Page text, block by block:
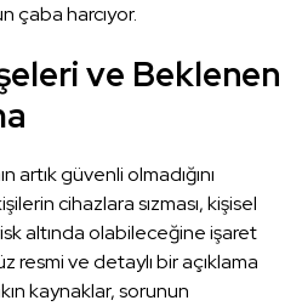
çaba harcıyor.
ve Beklenen
artık güvenli olmadığını
cihazlara sızması, kişisel
altında olabileceğine işaret
resmi ve detaylı bir açıklama
kaynaklar, sorunun